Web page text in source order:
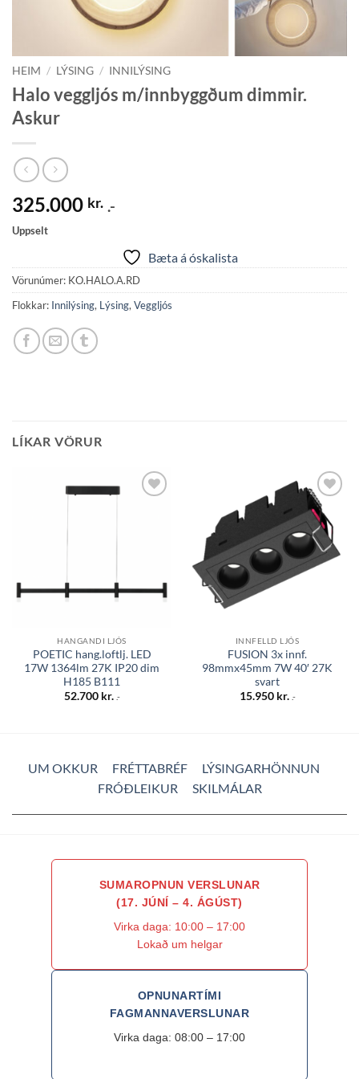
HEIM / LÝSING / INNILÝSING
Halo veggljós m/innbyggðum dimmir.
Askur
325.000 kr. .-
Uppselt
Bæta á óskalista
Vörunúmer: KO.HALO.A.RD
Flokkar: Innilýsing, Lýsing,Veggljós
LÍKAR VÖRUR
HANGANDI LJÓS
POETIC hang.loftlj. LED
17W 1364lm 27K IP20 dim
H185 B111
52.700 kr. .-
Bæta á
óskalista
INNFELLD LJÓS
FUSION 3x innf.
98mmx45mm 7W 40′ 27K
svart
15.950 kr. .-
UM OKKUR FRÉTTABRÉF
LÝSINGARHÖNNUN
FRÓÐLEIKUR
SKILMÁLAR
SUMAROPNUN VERSLUNAR
(17. JÚNÍ – 4. ÁGÚST)
Virka daga: 10:00 – 17:00
Lokað um helgar
OPNUNARTÍMI
FAGMANNAVERSLUNAR
Virka daga: 08:00 – 17:00